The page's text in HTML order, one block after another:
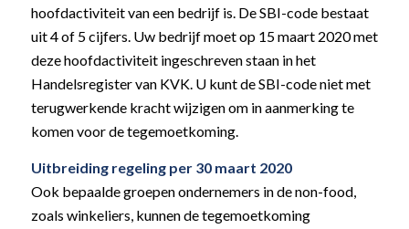
hoofdactiviteit van een bedrijf is. De SBI-code bestaat
uit 4 of 5 cijfers. Uw bedrijf moet op 15 maart 2020 met
deze hoofdactiviteit ingeschreven staan in het
Handelsregister van KVK. U kunt de SBI-code niet met
terugwerkende kracht wijzigen om in aanmerking te
komen voor de tegemoetkoming.
Uitbreiding regeling per 30 maart 2020
Ook bepaalde groepen ondernemers in de non-food,
zoals winkeliers, kunnen de tegemoetkoming